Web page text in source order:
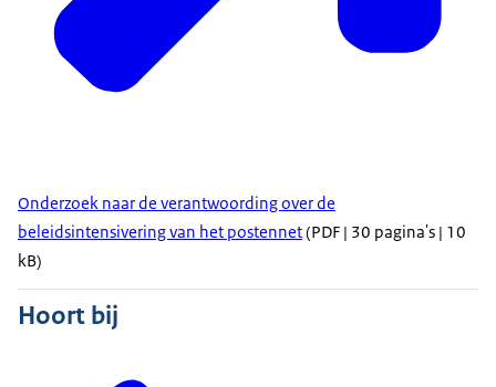
Onderzoek naar de verantwoording over de
beleidsintensivering van het postennet(PDF | 30 pagina's | 10
kB)
Hoort bij